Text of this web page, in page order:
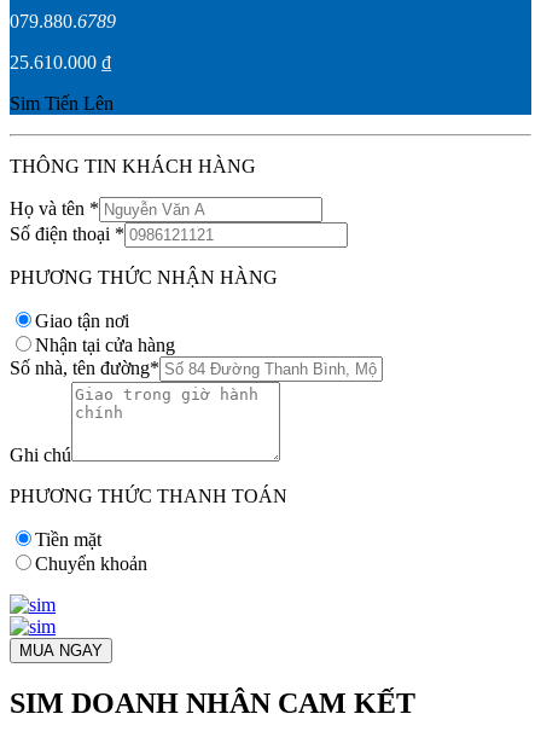
079.880.6789
25.610.000 ₫
Sim Tiến Lên
THÔNG TIN KHÁCH HÀNG
Họ và tên *
Số điện thoại *
PHƯƠNG THỨC NHẬN HÀNG
Giao tận nơi
Nhận tại cửa hàng
Số nhà, tên đường*
Ghi chú
PHƯƠNG THỨC THANH TOÁN
Tiền mặt
Chuyển khoản
MUA NGAY
SIM DOANH NHÂN CAM KẾT